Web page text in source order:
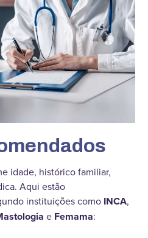
idade, histórico familiar,
Aqui estão
instituições como INCA,
e Femama: